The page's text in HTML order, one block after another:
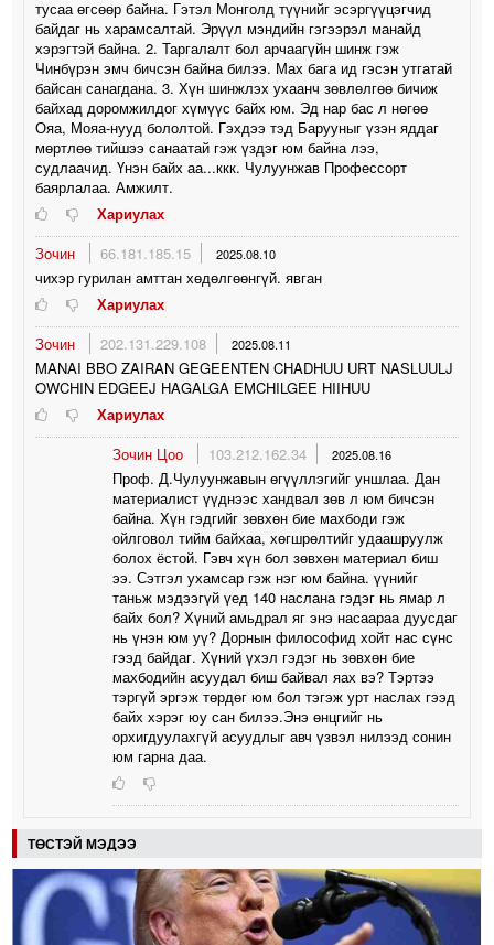
тусаа өгсөөр байна. Гэтэл Монголд түүнийг эсэргүүцэгчид
байдаг нь харамсалтай. Эрүүл мэндийн гэгээрэл манайд
хэрэгтэй байна. 2. Таргалалт бол арчаагүйн шинж гэж
Чинбүрэн эмч бичсэн байна билээ. Мах бага ид гэсэн утгатай
байсан санагдана. 3. Хүн шинжлэх ухаанч зөвлөлгөө бичиж
байхад доромжилдог хүмүүс байх юм. Эд нар бас л нөгөө
Ояа, Мояа-нууд бололтой. Гэхдээ тэд Барууныг үзэн яддаг
мөртлөө тийшээ санаатай гэж үздэг юм байна лээ,
судлаачид. Үнэн байх аа...ккк. Чулуунжав Профессорт
баярлалаа. Амжилт.
Хариулах
Зочин
66.181.185.15 2025.08.10
чихэр гурилан амттан хөдөлгөөнгүй. явган
Хариулах
Зочин
202.131.229.108 2025.08.11
MANAI BBO ZAIRAN GEGEENTEN CHADHUU URT NASLUULJ
OWCHIN EDGEEJ HAGALGA EMCHILGEE HIIHUU
Хариулах
Зочин Цоо
103.212.162.34 2025.08.16
Проф. Д.Чулуунжавын өгүүллэгийг уншлаа. Дан
материалист үүднээс хандвал зөв л юм бичсэн
байна. Хүн гэдгийг зөвхөн бие махбоди гэж
ойлговол тийм байхаа, хөгшрөлтийг удаашруулж
болох ёстой. Гэвч хүн бол зөвхөн материал биш
ээ. Сэтгэл ухамсар гэж нэг юм байна. үүнийг
таньж мэдээгүй үед 140 наслана гэдэг нь ямар л
байх бол? Хүний амьдрал яг энэ насаараа дуусдаг
нь үнэн юм уү? Дорнын философид хойт нас сүнс
гээд байдаг. Хүний үхэл гэдэг нь зөвхөн бие
махбодийн асуудал биш байвал яах вэ? Тэртээ
тэргүй эргэж төрдөг юм бол тэгэж урт наслах гээд
байх хэрэг юу сан билээ.Энэ өнцгийг нь
орхигдуулахгүй асуудлыг авч үзвэл нилээд сонин
юм гарна даа.
ТӨСТЭЙ МЭДЭЭ